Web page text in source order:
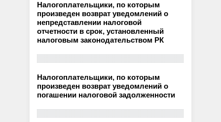
Налогоплательщики, по которым
произведен возврат уведомлений о
непредставлении налоговой
отчетности в срок, установленный
налоговым законодательством РК
Налогоплательщики, по которым
произведен возврат уведомлений о
погашении налоговой задолженности